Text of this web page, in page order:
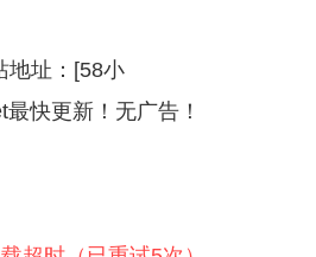
地址：[58小
快更新！无广告！